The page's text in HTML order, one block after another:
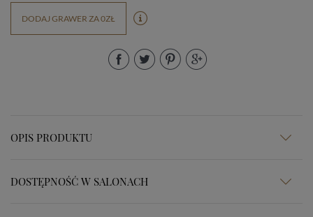
DODAJ GRAWER ZA 0ZŁ
OPIS PRODUKTU
DOSTĘPNOŚĆ W SALONACH